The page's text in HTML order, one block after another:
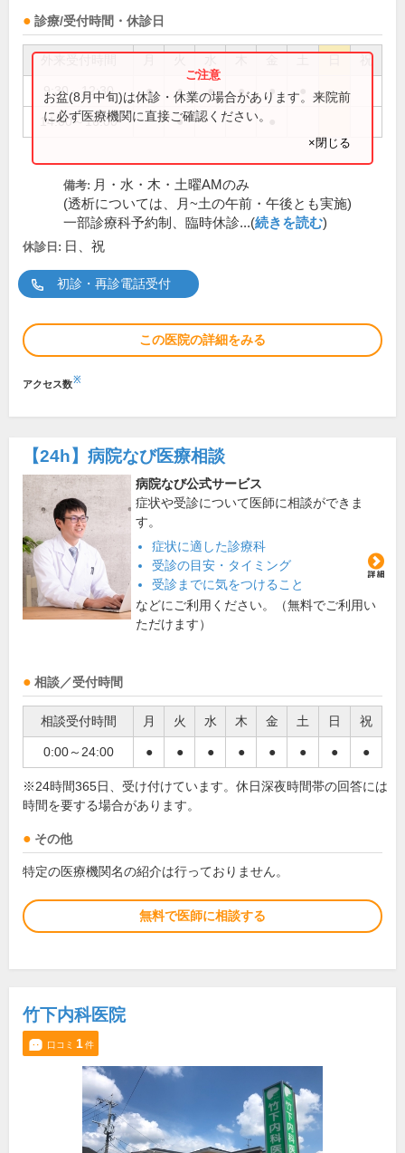
診療/受付時間・休診日
祝
9:30～12:30 ● ● ● ● ●
14:00～16:00 ●
お盆(8月中旬)は休診・休業の場合があります。来院前
に必ず医療機関に直接ご確認ください。
×閉じる
備考: 月・水・木・土曜AMのみ
(透析については、月~土の午前・午後とも実施)
一部診療科予約制、臨時休診...(続きを読む)
休診日: 日、祝
初診・再診電話受付
この医院の詳細をみる
アクセス数※
【24h】 病院なび医療相談
病院なび公式サービス
症状や受診について医師に相談ができま
す。
症状に適した診療科
受診の目安・タイミング
受診までに気をつけること
などにご利用ください。（無料でご利用い
ただけます）
相談／受付時間
相談受付時間 月 火 水 木 金 土 日 祝
0:00～24:00 ● ● ● ● ● ● ● ●
※24時間365日、受け付けています。休日深夜時間帯の回答には
時間を要する場合があります。
その他
特定の医療機関名の紹介は行っておりません。
無料で医師に相談する
竹下内科医院
口コミ 1件